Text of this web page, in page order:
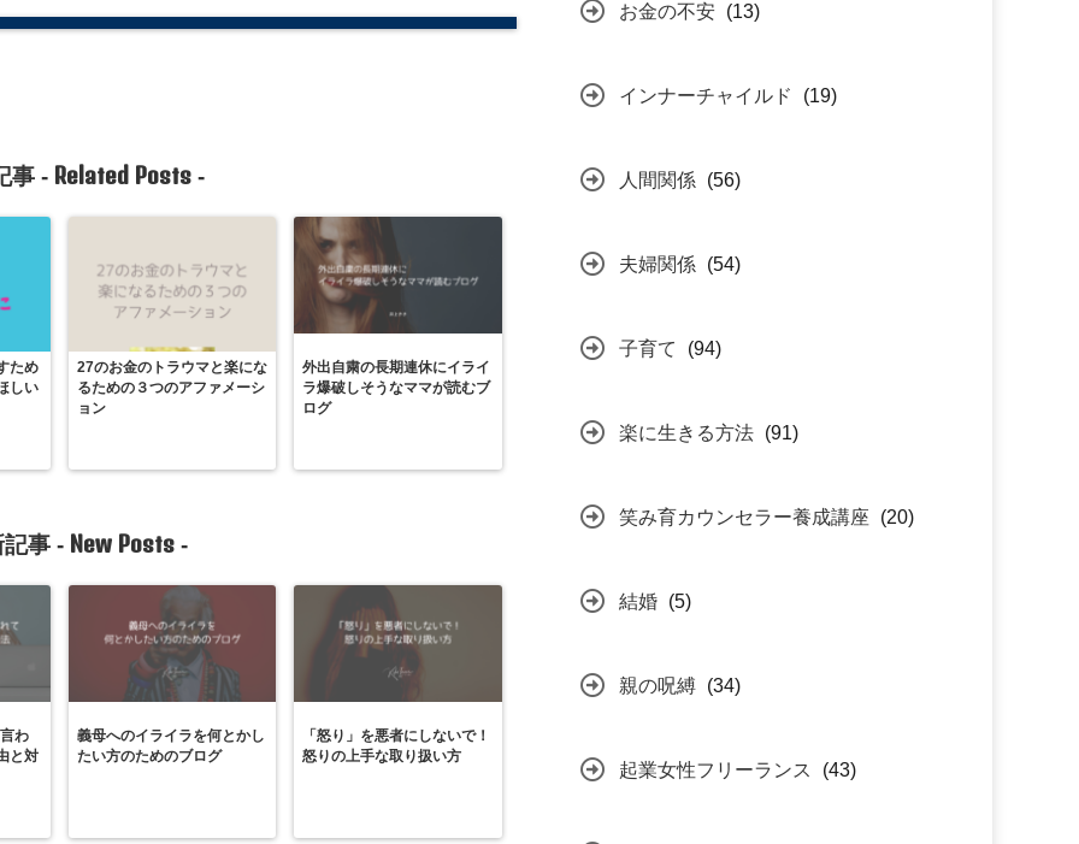
事 - Related Posts-
ため
しい
27のお金のトラウマと楽にな
るための３つのアファメーシ
ョン
外出自粛の長期連休にイライ
ラ爆破しそうなママが読むブ
ログ
事 - New Posts -
わ
と対
義母へのイライラを何とかし
たい方のためのブログ
「怒り」を悪者にしないで！
怒りの上手な取り扱い方
お金の不安 (13)
インナーチャイルド (19)
人間関係 (56)
夫婦関係 (54)
子育て (94)
楽に生きる方法 (91)
笑み育カウンセラー養成講座 (20)
結婚 (5)
親の呪縛 (34)
起業女性フリーランス (43)